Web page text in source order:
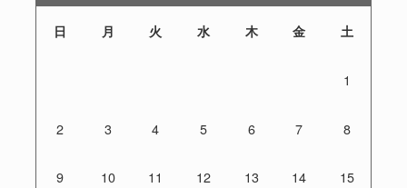
日 月 火 水 木 金 土
1
2 3 4 5 6 7 8
9 10 11 12 13 14 15